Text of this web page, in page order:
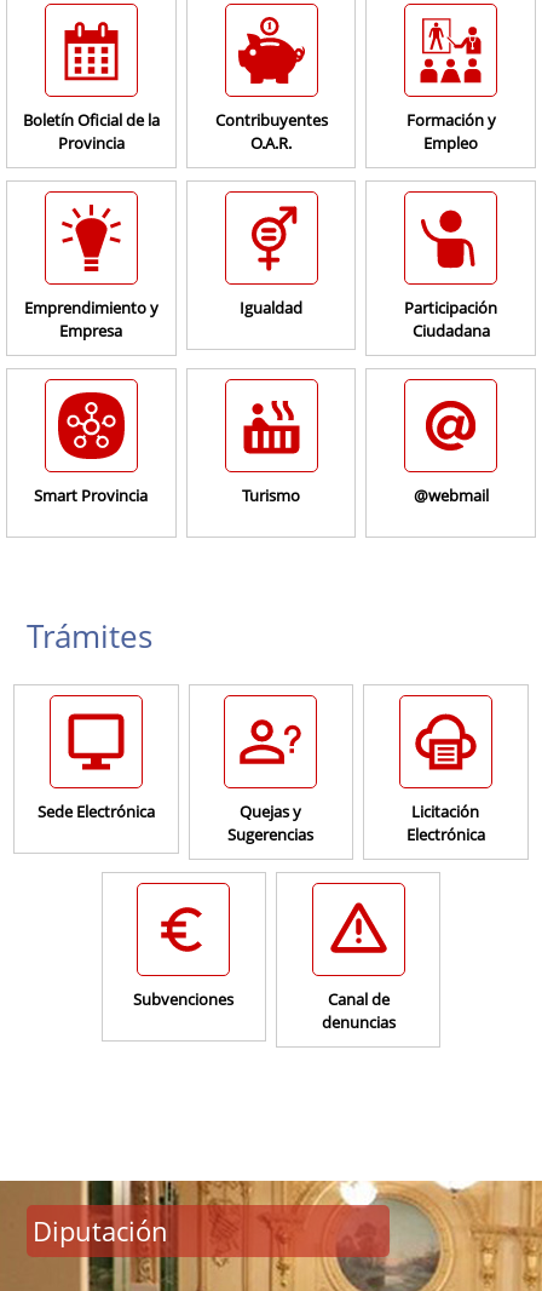
Boletín Oficial de la
Provincia
Contribuyentes
O.A.R.
Formación y
Empleo
Emprendimiento y
Empresa
Igualdad
Participación
Ciudadana
Smart Provincia Turismo @webmail
Trámites
Sede Electrónica
Quejas y
Sugerencias
Licitación
Electrónica
Subvenciones
Canal de
denuncias
Diputación